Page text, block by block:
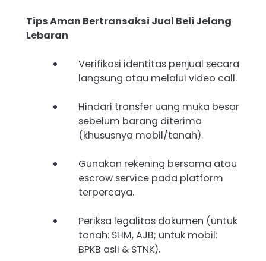
Tips Aman Bertransaksi Jual Beli Jelang
Lebaran
Verifikasi identitas penjual secara
langsung atau melalui video call.
Hindari transfer uang muka besar
sebelum barang diterima
(khususnya mobil/tanah).
Gunakan rekening bersama atau
escrow service pada platform
terpercaya.
Periksa legalitas dokumen (untuk
tanah: SHM, AJB; untuk mobil:
BPKB asli & STNK).